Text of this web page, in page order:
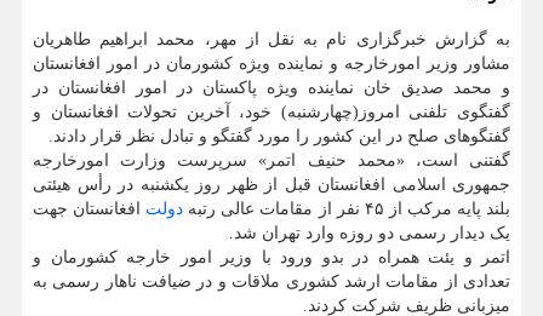
به گزارش خبرگزاری نام به نقل از مهر، محمد ابراهیم طاهریان
مشاور وزیر امورخارجه و نماینده ویژه کشورمان در امور افغانستان
و محمد صدیق خان نماینده ویژه پاکستان در امور افغانستان در
گفتگوی تلفنی امروز(چهارشنبه) خود، آخرین تحولات افغانستان و
گفتگوهای صلح در این کشور را مورد گفتگو و تبادل نظر قرار دادند.
گفتنی است، «محمد حنیف اتمر» سرپرست وزارت امورخارجه
جمهوری اسلامی افغانستان قبل از ظهر روز یکشنبه در رأس هیئتی
بلند پایه مرکب از ۴۵ نفر از مقامات عالی رتبه
دولت افغانستان جهت
یک دیدار رسمی دو روزه وارد تهران شد.
اتمر و یئت همراه در بدو ورود با وزیر امور خارجه کشورمان و
تعدادی از مقامات ارشد کشوری ملاقات و در ضیافت ناهار رسمی به
میزبانی ظریف شرکت کردند.